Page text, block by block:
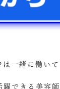
一緒に働い
できる美容